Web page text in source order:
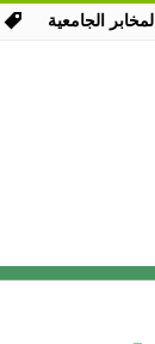
المخابر الجامعية